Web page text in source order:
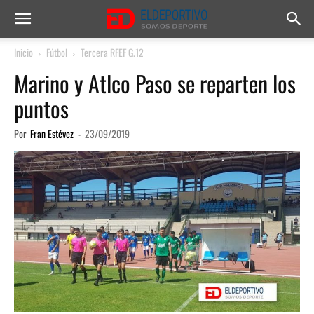
Inicio Fútbol Tercera RFEF G.12
Marino y Atlco Paso se reparten los
puntos
Por Fran Estévez - 23/09/2019